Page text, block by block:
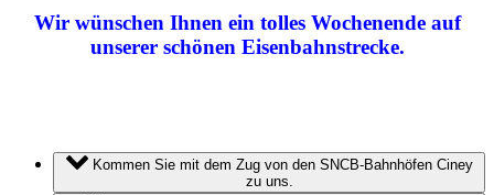
Wir wünschen Ihnen ein tolles Wochenende auf
unserer schönen Eisenbahnstrecke.
Kommen Sie mit dem Zug von den SNCB-Bahnhöfen Ciney
zu uns.